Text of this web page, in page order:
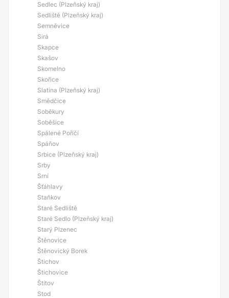
Sedlec (Plzeňský kraj)
Sedliště (Plzeňský kraj)
Semněvice
Sirá
Skapce
Skašov
Skomelno
Skořice
Slatina (Plzeňský kraj)
Smědčice
Soběkury
Soběšice
Spálené Poříčí
Spáňov
Srbice (Plzeňský kraj)
Srby
Srní
Šťáhlavy
Staňkov
Staré Sedliště
Staré Sedlo (Plzeňský kraj)
Starý Plzenec
Štěnovice
Štěnovický Borek
Štichov
Štichovice
Štítov
Stod